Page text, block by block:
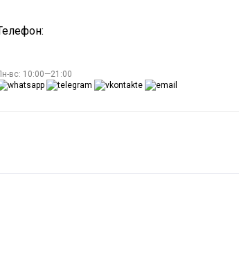
вс: 10:00—21:00